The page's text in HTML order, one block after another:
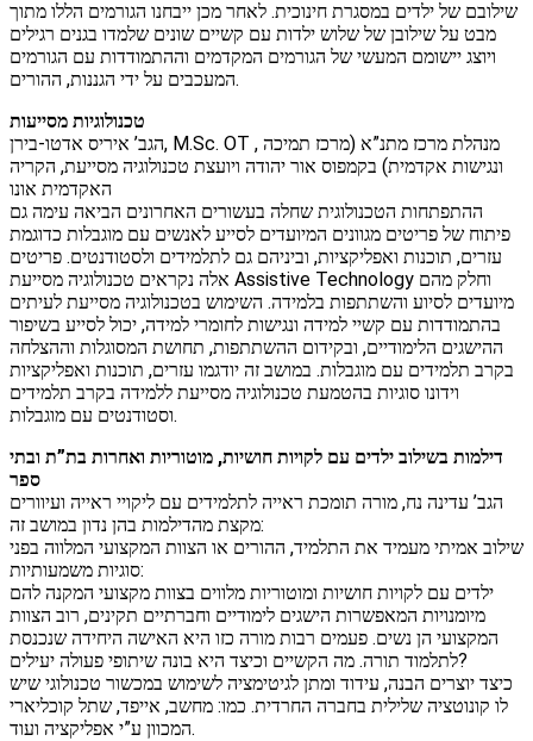
שילובם של ילדים במסגרת חינוכית. לאחר מכן ייבחנו הגורמים הללו מתוך
מבט על שילובן של שלוש ילדות עם קשיים שונים שלמדו בגנים רגילים
ויוצג יישומם המעשי של הגורמים המקדמים וההתמודדות עם הגורמים
המעכבים על ידי הגננות, ההורים.
טכנולוגיות מסייעות
הגב’ איריס אדטו-בירן, M.Sc. OT , מנהלת מרכז מתנ”א (מרכז תמיכה
ונגישות אקדמית) בקמפוס אור יהודה ויועצת טכנולוגיה מסייעת, הקריה
האקדמית אונו
ההתפתחות הטכנולוגית שחלה בעשורים האחרונים הביאה עימה גם
פיתוח של פריטים מגוונים המיועדים לסייע לאנשים עם מוגבלות כדוגמת
עזרים, תוכנות ואפליקציות, וביניהם גם לתלמידים ולסטודנטים. פריטים
אלה נקראים טכנולוגיה מסייעת Assistive Technology וחלק מהם
מיועדים לסיוע והשתתפות בלמידה. השימוש בטכנולוגיה מסייעת לעיתים
בהתמודדות עם קשיי למידה ונגישות לחומרי למידה, יכול לסייע בשיפור
ההישגים הלימודיים, ובקידום ההשתתפות, תחושת המסוגלות וההצלחה
בקרב תלמידים עם מוגבלות. במושב זה יודגמו עזרים, תוכנות ואפליקציות
וידונו סוגיות בהטמעת טכנולוגיה מסייעת ללמידה בקרב תלמידים
וסטודנטים עם מוגבלות.
דילמות בשילוב ילדים עם לקויות חושיות, מוטוריות ואחרות בת”ת ובתי
ספר
הגב’ עדינה נח, מורה תומכת ראייה לתלמידים עם ליקויי ראייה ועיוורים
מקצת מהדילמות בהן נדון במושב זה:
שילוב אמיתי מעמיד את התלמיד, ההורים או הצוות המקצועי המלווה בפני
סוגיות משמעותיות:
ילדים עם לקויות חושיות ומוטוריות מלווים בצוות מקצועי המקנה להם
מיומנויות המאפשרות הישגים לימודיים וחברתיים תקינים, רוב הצוות
המקצועי הן נשים. פעמים רבות מורה כזו היא האישה היחידה שנכנסת
לתלמוד תורה. מה הקשיים וכיצד היא בונה שיתופי פעולה יעילים?
כיצד יוצרים הבנה, עידוד ומתן לגיטימציה לשימוש במכשור טכנולוגי שיש
לו קונוטציה שלילית בחברה החרדית. כמו: מחשב, אייפד, שתל קוכליארי
המכוון ע”י אפליקציה ועוד.